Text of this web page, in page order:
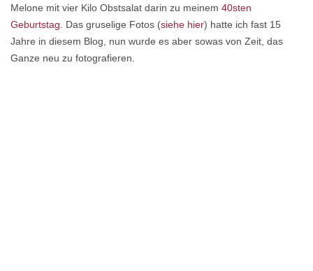
Melone mit vier Kilo Obstsalat darin zu meinem 40sten
Geburtstag . Das gruselige Fotos (siehe hier) hatte ich fast 15
Jahre in diesem Blog, nun wurde es aber sowas von Zeit, das
Ganze neu zu fotografieren.